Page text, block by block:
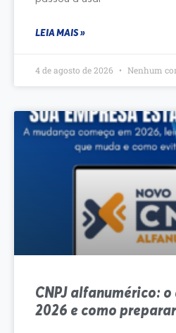
LEIA MAIS »
4 de agosto de 2026 Nenhum
CNPJ alfanumérico:
2026 e como